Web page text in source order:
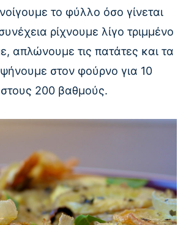
το φύλλο όσο γίνεται
ρίχνουμε λίγο τριμμένο
απλώνουμε τις πατάτες και τα
στον φούρνο για 10
200 βαθμούς.